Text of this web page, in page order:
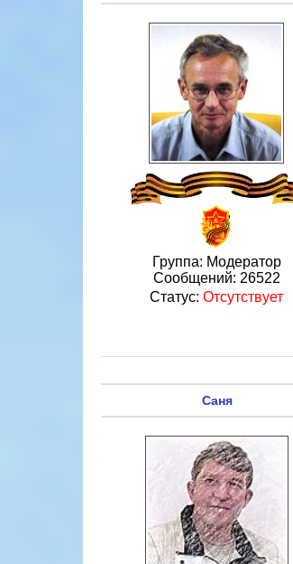
Группа: Модератор
Сообщений: 26522
Статус: Отсутствует
Саня